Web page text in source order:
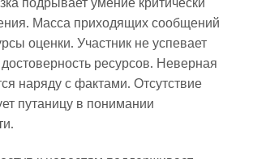
Масса приходящих сообщений
оценки. Участник не успевает
ресурсов. Неверная
наряду с фактами. Отсутствие
путаницу в понимании